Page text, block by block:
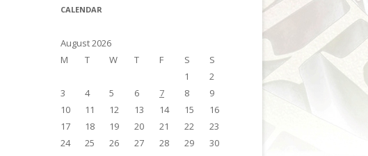
CALENDAR
August 2026
M
T W T F S S
1
2
3
4 5 6 7 8
9
10
11 12 13 14 15
16
17
18 19 20 21 22
23
24
25 26 27 28 29
30